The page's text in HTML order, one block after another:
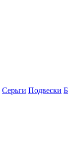
Серьги Подвески